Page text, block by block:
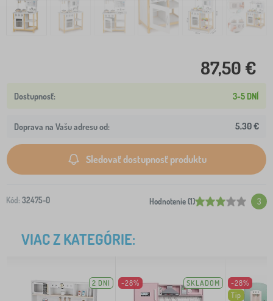
87,50 €
3-5 DNÍ
Doprava na Vašu adresu od: 5,30 €
Sledovať dostupnosť produktu
Kód: 32475-0 Hodnotenie (1) 3
VIAC Z KATEGÓRIE:
2 DNI -28% SKLADOM
-28%
Tip